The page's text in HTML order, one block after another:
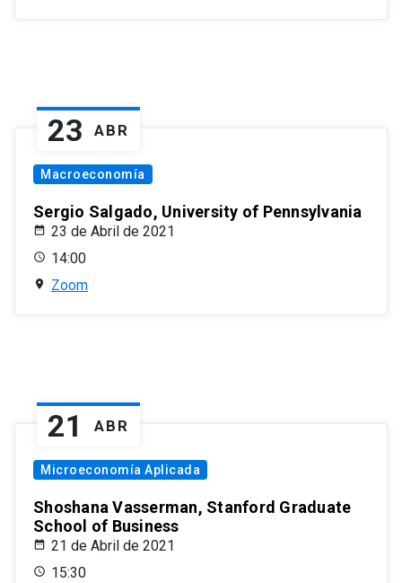
23 ABR
Macroeconomía
Sergio Salgado, University of Pennsylvania
23 de Abril de 2021
14:00
Zoom
21 ABR
Microeconomía Aplicada
Shoshana Vasserman, Stanford Graduate
School of Business
21 de Abril de 2021
15:30